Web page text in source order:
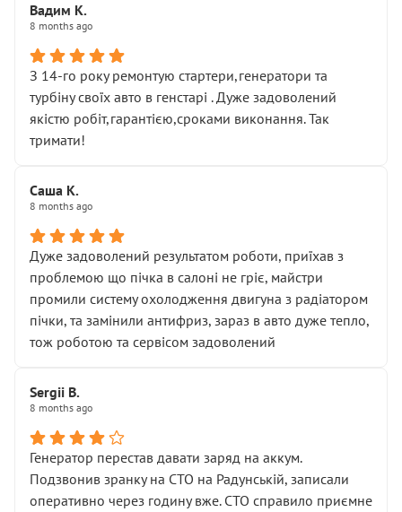
Вадим К.
8 months ago
З 14-го року ремонтую стартери,генератори та
турбіну своїх авто в генстарі . Дуже задоволений
якістю робіт,гарантією,сроками виконання. Так
тримати!
Саша К.
8 months ago
Дуже задоволений результатом роботи, приїхав з
проблемою що пічка в салоні не гріє, майстри
промили систему охолодження двигуна з радіатором
пічки, та замінили антифриз, зараз в авто дуже тепло,
тож роботою та сервісом задоволений
Sergii B.
8 months ago
Генератор перестав давати заряд на аккум.
Подзвонив зранку на СТО на Радунській, записали
оперативно через годину вже. СТО справило приємне